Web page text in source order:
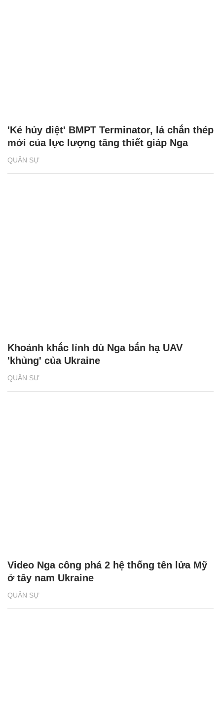
QUÂN SỰ
'Kẻ hủy diệt' BMPT Terminator, lá chắn thép
mới của lực lượng tăng thiết giáp Nga
QUÂN SỰ
Khoảnh khắc lính dù Nga bắn hạ UAV
'khủng' của Ukraine
QUÂN SỰ
Video Nga công phá 2 hệ thống tên lửa Mỹ
ở tây nam Ukraine